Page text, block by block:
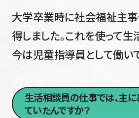
大学卒業時に社会福祉主
得しました。これを使って生
今は児童指導員として働い
生活相談員の仕事では、主に
ていたんですか？